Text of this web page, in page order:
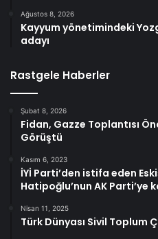
Ağustos 8, 2026
Kayyum yönetimindeki
adayı
Rastgele Haberler
Şubat 8, 2026
Fidan, Gazze Toplantısı
Görüştü
Kasım 6, 2023
İYİ Parti’den istifa eden
Hatipoğlu’nun AK Parti’ye
Nisan 11, 2025
Türk Dünyası Sivil Toplum